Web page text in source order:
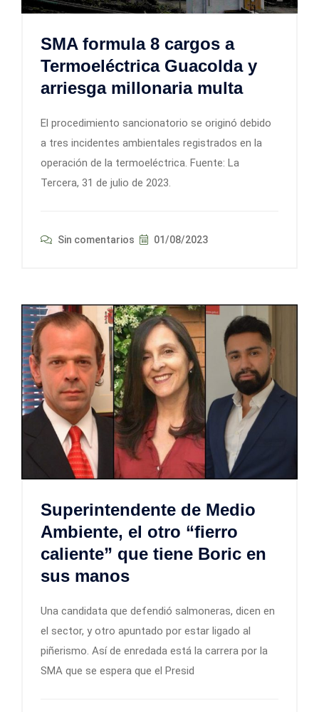
SMA formula 8 cargos a
Termoeléctrica Guacolda y
arriesga millonaria multa
El procedimiento sancionatorio se originó debido
a tres incidentes ambientales registrados en la
operación de la termoeléctrica. Fuente: La
Tercera, 31 de julio de 2023.
Sin comentarios 01/08/2023
Superintendente de Medio
Ambiente, el otro “fierro
caliente” que tiene Boric en
sus manos
Una candidata que defendió salmoneras, dicen en
el sector, y otro apuntado por estar ligado al
piñerismo. Así de enredada está la carrera por la
SMA que se espera que el Presid